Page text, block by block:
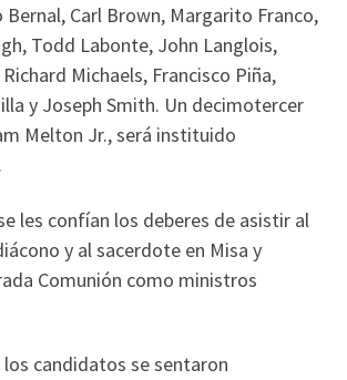
Bernal, Carl Brown, Margarito Franco,
Todd Labonte, John Langlois,
Michaels, Francisco Piña,
y Joseph Smith. Un decimotercer
Melton Jr., será instituido
les confían los deberes de asistir al
y al sacerdote en Misa y
Comunión como ministros
los candidatos se sentaron